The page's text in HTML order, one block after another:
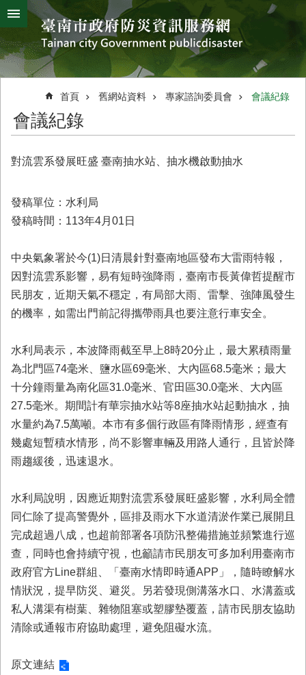
跳到主要內容區塊
搜
尋
進
階
搜
熱
字
颱
風
災
害
救
室
簡
介
災
防
新
聞
專
區
便
民
服
務
網
導
覽
回
首
頁
市
府
首
頁
首頁 舊網站資料 專家諮詢委員會 會議紀錄
會議紀錄
對流雲系發展旺盛 臺南抽水站、抽水機啟動抽水
發稿單位：水利局
發稿時間：113年4月01日
中央氣象署於今(1)日清晨針對臺南地區發布大雷雨特報，
因對流雲系影響，易有短時強降雨，臺南市長黃偉哲提醒市
民朋友，近期天氣不穩定，有局部大雨、雷擊、強陣風發生
的機率，如需出門前記得攜帶雨具也要注意行車安全。
水利局表示，本波降雨截至早上8時20分止，最大累積雨量
為北門區74毫米、鹽水區69毫米、大內區68.5毫米；最大
十分鐘雨量為南化區31.0毫米、官田區30.0毫米、大內區
27.5毫米。期間計有華宗抽水站等8座抽水站起動抽水，抽
水量約為7.5萬噸。本市有多個行政區有降雨情形，經查有
幾處短暫積水情形，尚不影響車輛及用路人通行，且皆於降
雨趨緩後，迅速退水。
水利局說明，因應近期對流雲系發展旺盛影響，水利局全體
同仁除了提高警覺外，區排及雨水下水道清淤作業已展開且
完成超過八成，也超前部署各項防汛整備措施並頻繁進行巡
查，同時也會持續守視，也籲請市民朋友可多加利用臺南市
政府官方Line群組、「臺南水情即時通APP」，隨時瞭解水
情狀況，提早防災、避災。另若發現側溝落水口、水溝蓋或
私人溝渠有樹葉、雜物阻塞或塑膠墊覆蓋，請市民朋友協助
清除或通報市府協助處理，避免阻礙水流。
原文連結